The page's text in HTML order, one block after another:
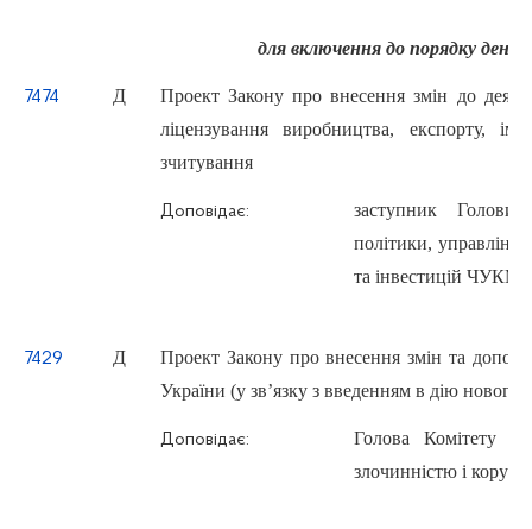
для включення до порядку
7474 Д
Проект Закону про внесення змін до
ліцензування виробництва, експорту,
зчитування
Доповідає:
заступник Голови
політики,
та інвестицій
7429 Д
Проект Закону про внесення змін та
України (у зв’язку з введенням в дію
Доповідає:
Голова Комітету з
злочинністю і